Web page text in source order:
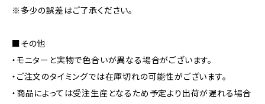
※多少の誤差はご了承ください。
■その他
・モニターと実物で色合いが異なる場合がございます。
・ご注文のタイミングでは在庫切れの可能性がございます。
・商品によっては受注生産となるため予定より出荷が遅れる場合